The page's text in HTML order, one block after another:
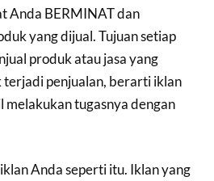
Anda BERMINAT dan
yang dijual. Tujuan setiap
produk atau jasa yang
penjualan, berarti iklan
tugasnya dengan
Anda seperti itu. Iklan yang